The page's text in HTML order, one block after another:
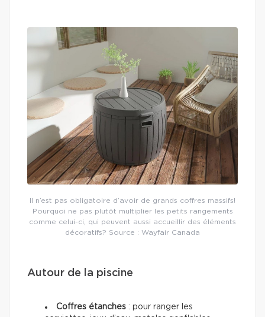
Il n’est pas obligatoire d’avoir de grands coffres massifs!
Pourquoi ne pas plutôt multiplier les petits rangements
comme celui-ci, qui peuvent aussi accueillir des éléments
décoratifs? Source : Wayfair Canada
Autour de la piscine
Coffres étanches : pour ranger les